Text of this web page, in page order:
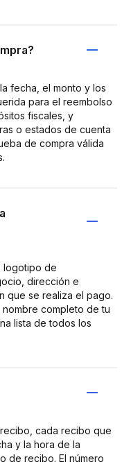
fecha, el monto y los
para el reembolso
fiscales, y
o estados de cuenta
de compra válida
logotipo de
dirección e
que se realiza el pago.
completo de tu
lista de todos los
cada recibo que
y la hora de la
de recibo. El número